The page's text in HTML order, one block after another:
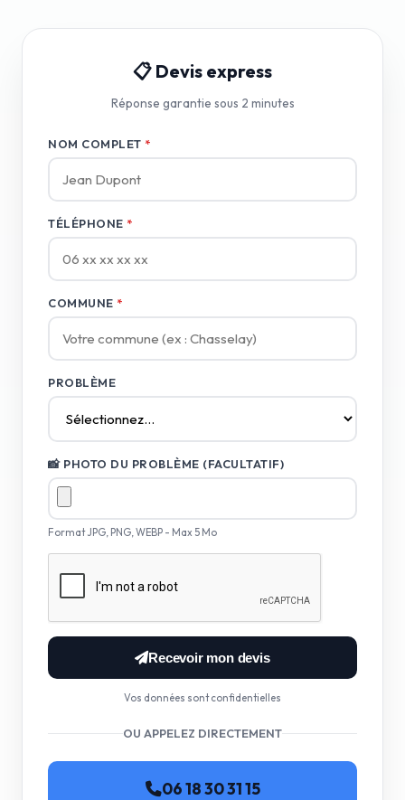
📋 Devis express
Réponse garantie sous 2 minutes
NOM COMPLET *
TÉLÉPHONE *
COMMUNE *
PROBLÈME
📸 PHOTO DU PROBLÈME (FACULTATIF)
Format JPG, PNG, WEBP - Max 5 Mo
Recevoir mon devis
Vos données sont confidentielles
OU APPELEZ DIRECTEMENT
06 18 30 31 15